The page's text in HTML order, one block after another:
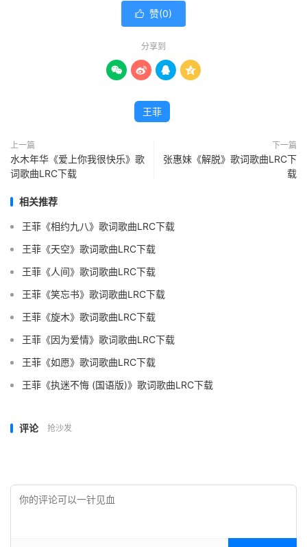
 赞(0)
分享到
   
王菲
上一篇
水木年华《爱上你我很快乐》歌
词歌曲LRC下载
下一篇
张惠妹《解脱》歌词歌曲LRC下
载
相关推荐
王菲《相约九八》歌词歌曲LRC下载
王菲《天空》歌词歌曲LRC下载
王菲《人间》歌词歌曲LRC下载
王菲《笑忘书》歌词歌曲LRC下载
王菲《旋木》歌词歌曲LRC下载
王菲《因为爱情》歌词歌曲LRC下载
王菲《如愿》歌词歌曲LRC下载
王菲《执迷不悔 (国语版)》歌词歌曲LRC下载
评论 抢沙发